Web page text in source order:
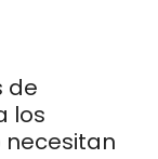
de
los
necesitan